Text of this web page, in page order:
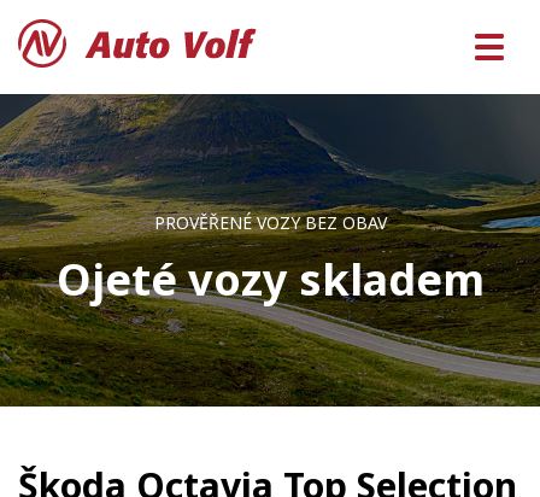
PROVĚŘENÉ VOZY BEZ OBAV
Ojeté vozy skladem
Škoda Octavia Top Selection